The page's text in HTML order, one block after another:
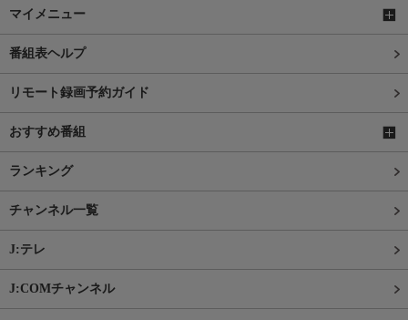
マイメニュー
番組表ヘルプ
リモート録画予約ガイド
おすすめ番組
ランキング
チャンネル一覧
J:テレ
J:COMチャンネル